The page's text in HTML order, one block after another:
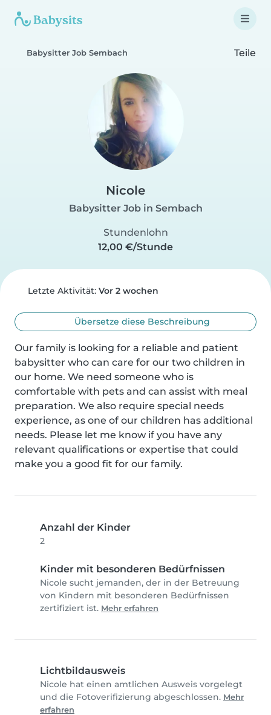
Babysitter Job Sembach Teile
Nicole
Babysitter Job in Sembach
Stundenlohn
12,00 €/Stunde
Letzte Aktivität: Vor 2 wochen
Übersetze diese Beschreibung
Our family is looking for a reliable and patient
babysitter who can care for our two children in
our home. We need someone who is
comfortable with pets and can assist with meal
preparation. We also require special needs
experience, as one of our children has additional
needs. Please let me know if you have any
relevant qualifications or expertise that could
make you a good fit for our family.
Anzahl der Kinder
2
Kinder mit besonderen Bedürfnissen
Nicole sucht jemanden, der in der Betreuung
von Kindern mit besonderen Bedürfnissen
zertifiziert ist. Mehr erfahren
Lichtbildausweis
Nicole hat einen amtlichen Ausweis vorgelegt
und die Fotoverifizierung abgeschlossen. Mehr
erfahren